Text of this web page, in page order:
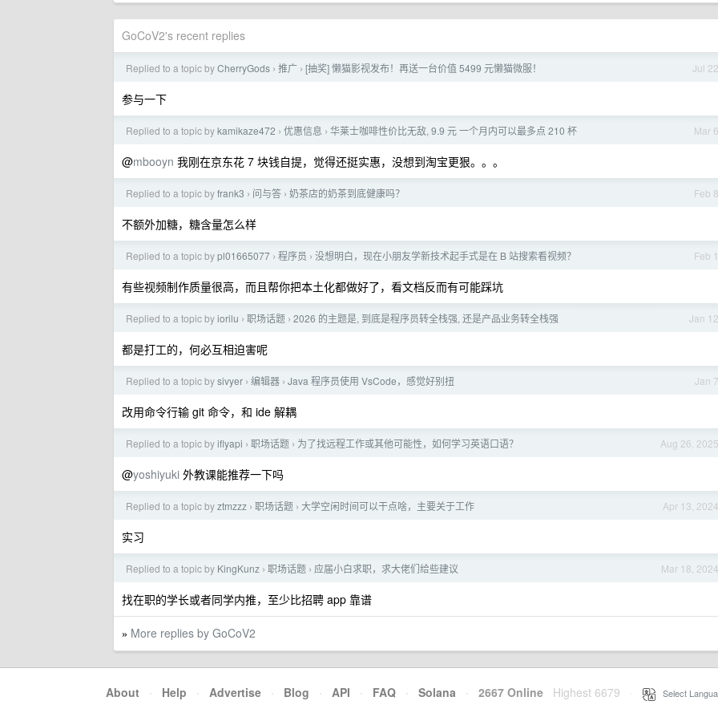
GoCoV2's recent replies
Jul 22
Replied to a topic byCherryGods › 推广 › [抽奖] 懒猫影视发布！再送一台价值 5499 元懒猫微服！
参与一下
Mar 6
Replied to a topic bykamikaze472 › 优惠信息 › 华莱士咖啡性价比无敌, 9.9 元 一个月内可以最多点 210 杯
@mbooyn 我刚在京东花 7 块钱自提，觉得还挺实惠，没想到淘宝更狠。。。
Feb 8
Replied to a topic byfrank3 › 问与答 › 奶茶店的奶茶到底健康吗？
不额外加糖，糖含量怎么样
Feb 1
Replied to a topic bypl01665077 › 程序员 › 没想明白，现在小朋友学新技术起手式是在 B 站搜索看视频？
有些视频制作质量很高，而且帮你把本土化都做好了，看文档反而有可能踩坑
Jan 12
Replied to a topic byiorilu › 职场话题 › 2026 的主题是, 到底是程序员转全栈强, 还是产品业务转全栈强
都是打工的，何必互相迫害呢
Jan 7
Replied to a topic bysivyer › 编辑器 › Java 程序员使用 VsCode，感觉好别扭
改用命令行输 git 命令，和 ide 解耦
Aug 26, 2025
Replied to a topic byiflyapi › 职场话题 › 为了找远程工作或其他可能性，如何学习英语口语？
@yoshiyuki 外教课能推荐一下吗
Apr 13, 2024
Replied to a topic byztmzzz › 职场话题 › 大学空闲时间可以干点啥，主要关于工作
实习
Mar 18, 2024
Replied to a topic by KingKunz › 职场话题 › 应届小白求职，求大佬们给些建议
找在职的学长或者同学内推，至少比招聘 app 靠谱
» More replies by GoCoV2
About · Help · Advertise · Blog · API · FAQ · Solana · 2667 Online Highest 6679 Select